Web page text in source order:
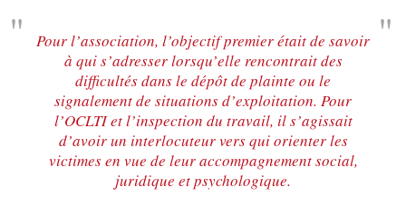
Pour l’association, l’objectif premier était de savoir
à qui s’adresser lorsqu’elle rencontrait des
difficultés dans le dépôt de plainte ou le
signalement de situations d’exploitation. Pour
l’OCLTI et l’inspection du travail, il s’agissait
d’avoir un interlocuteur vers qui orienter les
victimes en vue de leur accompagnement social,
juridique et psychologique.